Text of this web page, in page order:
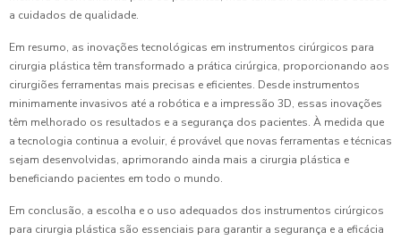
a cuidados de qualidade.
Em resumo, as inovações tecnológicas em instrumentos cirúrgicos para
cirurgia plástica têm transformado a prática cirúrgica, proporcionando aos
cirurgiões ferramentas mais precisas e eficientes. Desde instrumentos
minimamente invasivos até a robótica e a impressão 3D, essas inovações
têm melhorado os resultados e a segurança dos pacientes. À medida que
a tecnologia continua a evoluir, é provável que novas ferramentas e técnicas
sejam desenvolvidas, aprimorando ainda mais a cirurgia plástica e
beneficiando pacientes em todo o mundo.
Em conclusão, a escolha e o uso adequados dos instrumentos cirúrgicos
para cirurgia plástica são essenciais para garantir a segurança e a eficácia